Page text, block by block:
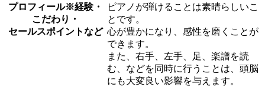
プロフィール※経験・
こだわり・
セールスポイントなど
ピアノが弾けることは素晴らしいこ
とです。
心が豊かになり、感性を磨くことが
できます。
また、右手、左手、足、楽譜を読
む、などを同時に行うことは、頭脳
にも大変良い影響を与えます。